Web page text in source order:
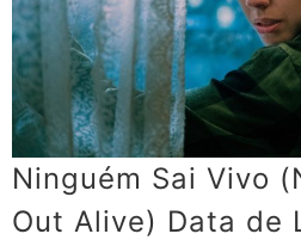
Ninguém Sai Vivo
Out Alive) Data de